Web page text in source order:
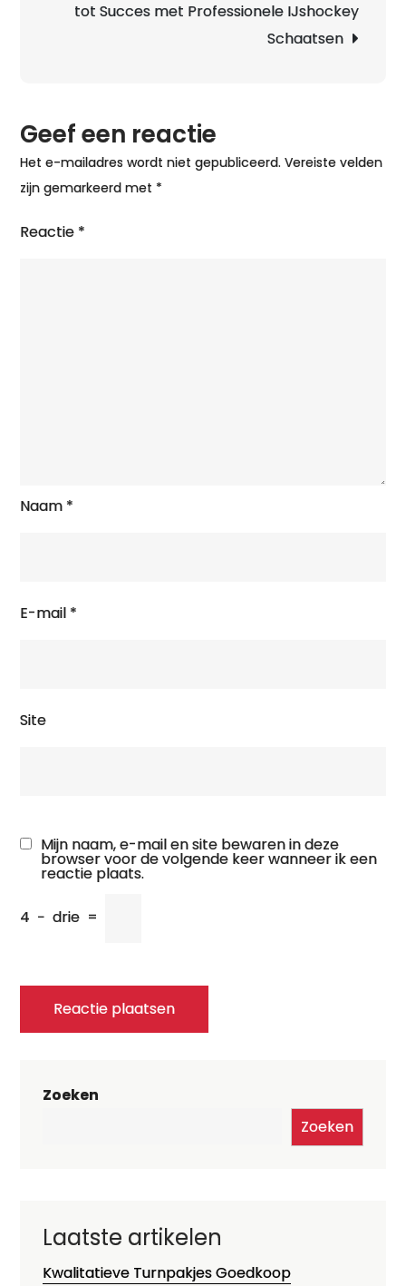
tot Succes met Professionele IJshockey
Schaatsen
Geef een reactie
Het e-mailadres wordt niet gepubliceerd. Vereiste velden
zijn gemarkeerd met *
Reactie *
Naam *
E-mail *
Site
Mijn naam, e-mail en site bewaren in deze
browser voor de volgende keer wanneer ik een
reactie plaats.
4 − drie =
Zoeken
Zoeken
Laatste artikelen
Kwalitatieve Turnpakjes Goedkoop